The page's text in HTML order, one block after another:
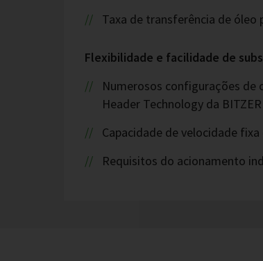
Taxa de transferência de óleo
Flexibilidade e facilidade de
Numerosos configurações de
Header Technology da
Capacidade de velocidade fixa
Requisitos do acionamento